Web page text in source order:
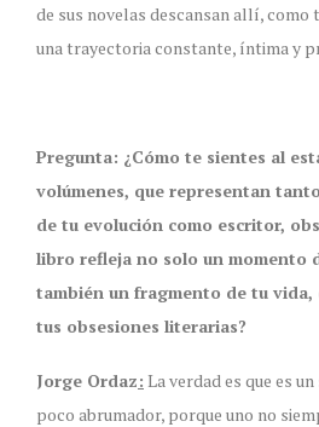
de sus novelas descansan allí, como
una trayectoria constante, íntima y
Pregunta: ¿Cómo te sientes al
volúmenes, que representan
de tu evolución como escritor,
libro refleja no solo un momento
también un fragmento de tu vida,
tus obsesiones literarias?
Jorge Ordaz: La verdad es que es
poco abrumador, porque uno no